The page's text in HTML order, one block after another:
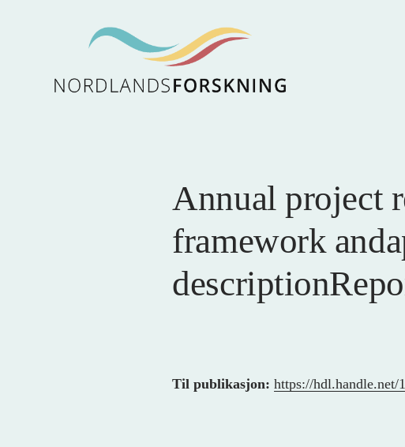
Annual project
framework
Til publikasjon: https://hdl.handle.net/